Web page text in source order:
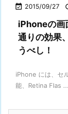
 2015/09/27
iPhoneの画
通りの効果
うべし！
iPhone には、セ
能、Retina Flas ...